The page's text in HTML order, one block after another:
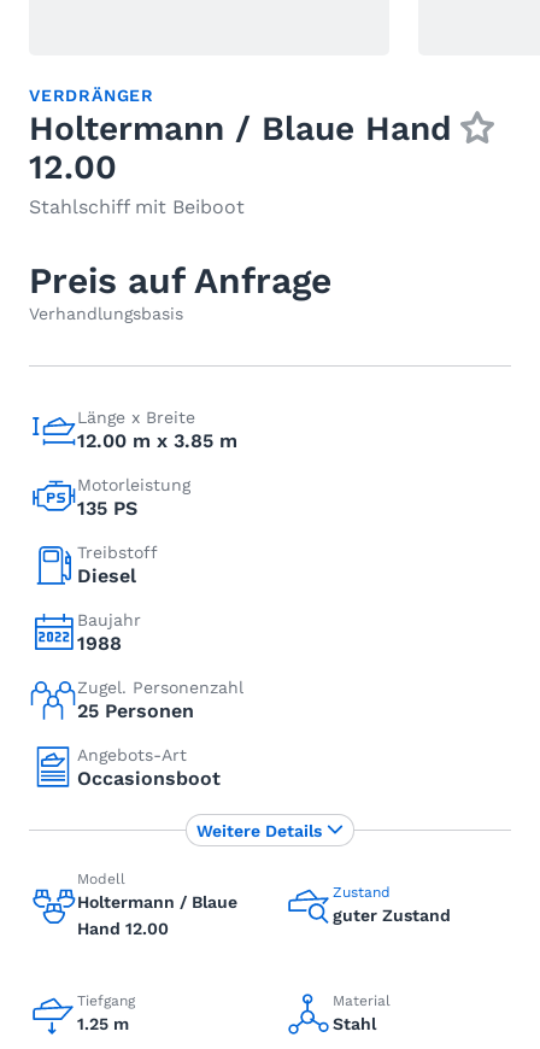
VERDRÄNGER
Holtermann / Blaue Hand
12.00
Stahlschiff mit Beiboot
Preis auf Anfrage
Verhandlungsbasis
Länge x Breite
12.00 m x 3.85 m
Motorleistung
135 PS
Treibstoff
Diesel
Baujahr
1988
Zugel. Personenzahl
25 Personen
Angebots-Art
Occasionsboot
Modell
Holtermann / Blaue
Hand 12.00
Zustand
guter Zustand
Tiefgang
1.25 m
Material
Stahl
Weitere Details